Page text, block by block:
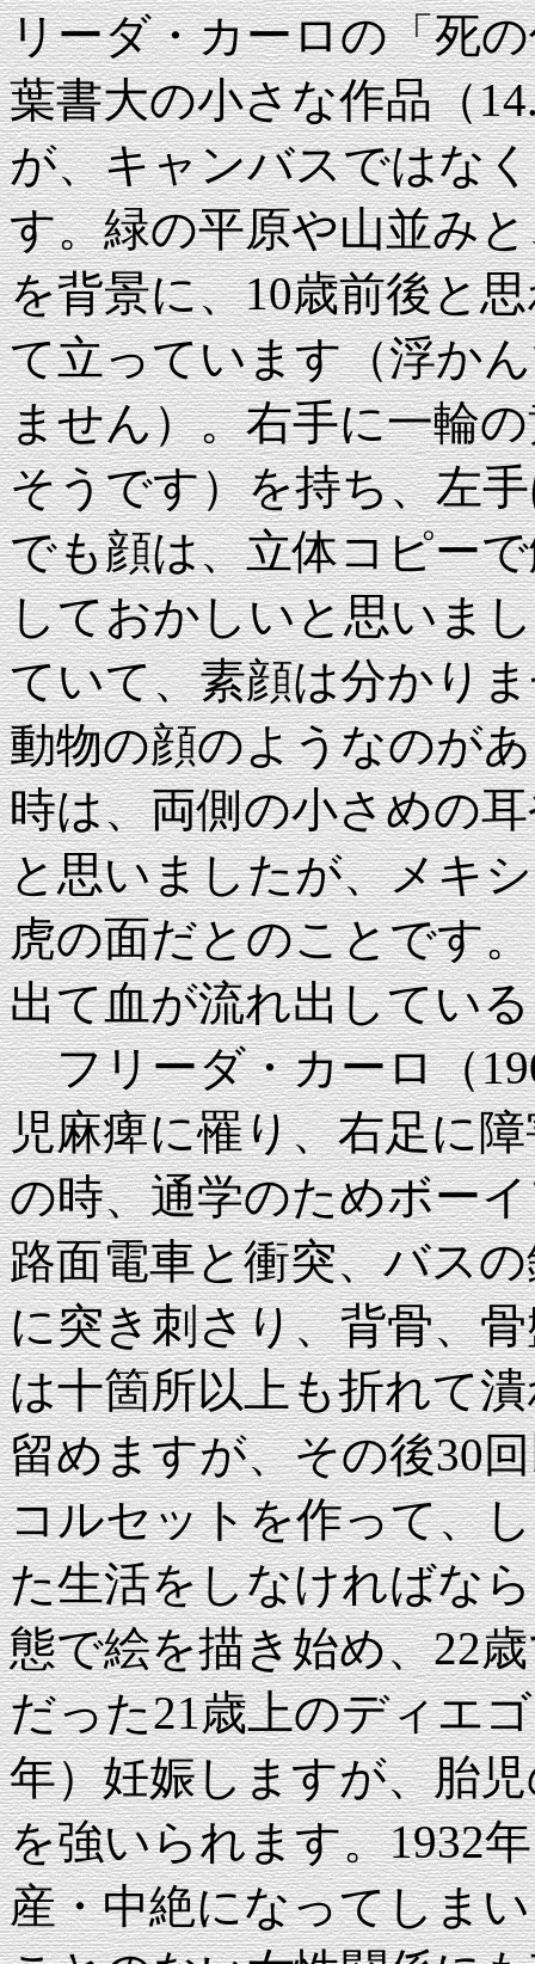
リーダ・カーロの「死
葉書大の小さな作品（
が、キャンバスではな
す。緑の平原や山並み
を背景に、10歳前後と
て立っています（浮か
ません）。右手に一輪
そうです）を持ち、左
でも顔は、立体コピー
しておかしいと思いま
ていて、素顔は分かり
動物の顔のようなのが
時は、両側の小さめの
と思いましたが、メキ
虎の面だとのことです
出て血が流れ出してい
フリーダ・カーロ（
児麻痺に罹り、右足に
の時、通学のためボー
路面電車と衝突、バス
に突き刺さり、背骨、
は十箇所以上も折れて
留めますが、その後30
コルセットを作って、
た生活をしなければな
態で絵を描き始め、22
だった21歳上のディエ
年）妊娠しますが、胎
を強いられます。1932
産・中絶になってしま